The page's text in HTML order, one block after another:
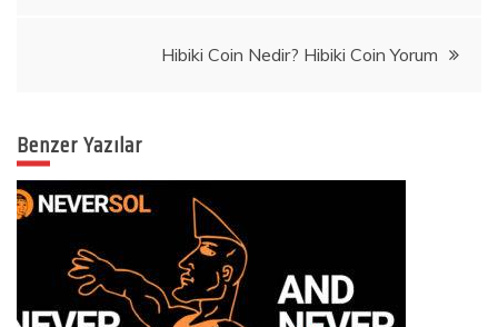
Hibiki Coin Nedir? Hibiki Coin Yorum
Benzer Yazılar